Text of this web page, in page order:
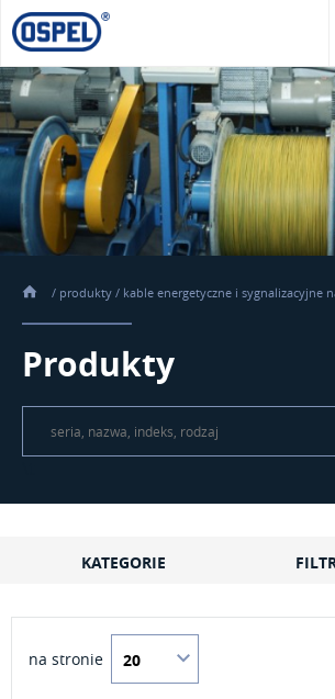
/ produkty / kable energetyczne i sygnalizacyjne
Produkty
KATEGORIE
na stronie